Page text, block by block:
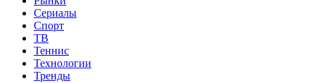
Сериалы
Спорт
ТВ
Теннис
Технологии
Тренды